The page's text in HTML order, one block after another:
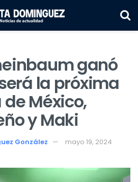
ganó
la próxima
México,
y Maki
González
mayo 19, 2024